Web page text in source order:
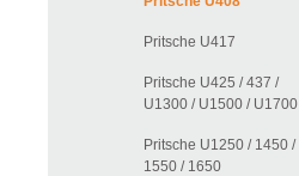
Pritsche U417
Pritsche U425 / 437 /
U1300 / U1500 / U1700
Pritsche U1250 / 1450 /
1550 / 1650